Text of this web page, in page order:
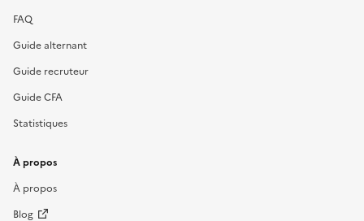
FAQ
Guide alternant
Guide recruteur
Guide CFA
Statistiques
À propos
À propos
Blog